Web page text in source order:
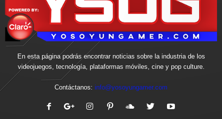
En esta página podrás encontrar noticias sobre la industria de los
videojuegos, tecnología, plataformas móviles, cine y pop culture.
Contáctanos: info@yosoyungamer.com